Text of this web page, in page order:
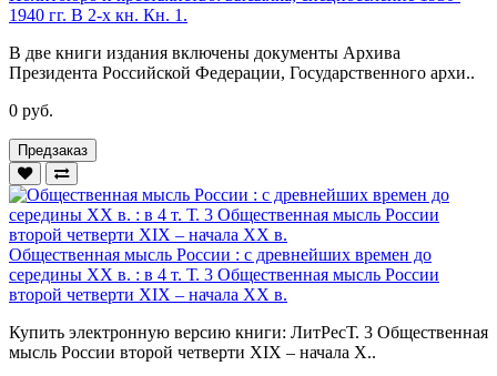
1940 гг. В 2-х кн. Кн. 1.
В две книги издания включены документы Архива
Президента Российской Федерации, Государственного архи..
0 руб.
Предзаказ
Общественная мысль России : с древнейших времен до
середины ХХ в. : в 4 т. Т. 3 Общественная мысль России
второй четверти XIX – начала XX в.
Купить электронную версию книги: ЛитРесТ. 3 Общественная
мысль России второй четверти XIX – начала X..